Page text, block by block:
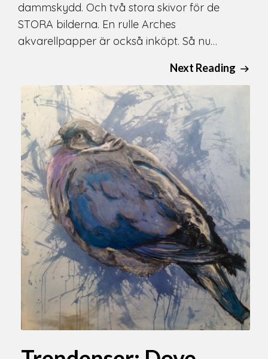
dammskydd. Och två stora skivor för de
STORA bilderna. En rulle Arches
akvarellpapper är också inköpt. Så nu…
Next Reading